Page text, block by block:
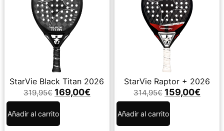
StarVie Black Titan 2026
319,95€ 169,00€
Añadir al carrito
StarVie Raptor + 2026
314,95€ 159,00€
Añadir al carrito